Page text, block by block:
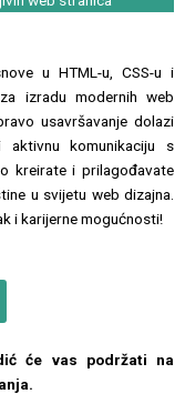
u HTML-u, CSS-u i
izradu modernih web
usavršavanje dolazi
komunikaciju s
kreirate i prilagođavate
u svijetu web dizajna.
i karijerne mogućnosti!
će vas podržati na